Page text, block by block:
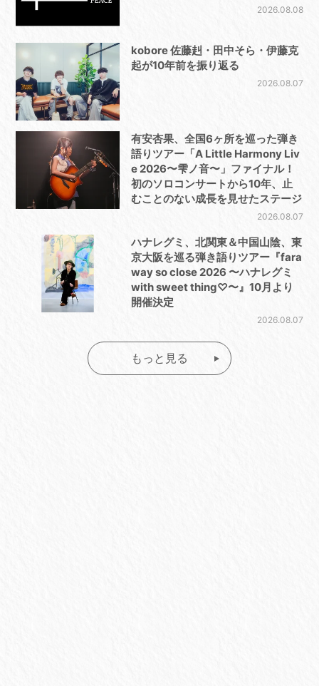
2026.08.08
kobore 佐藤赳・田中そら・伊藤克
起が10年前を振り返る
2026.08.07
有安杏果、全国6ヶ所を巡った弾き
語りツアー「A Little Harmony Liv
e 2026〜雫ノ音〜」ファイナル！
初のソロコンサートから10年、止
むことのない成長を見せたステージ
2026.08.07
ハナレグミ、北関東＆中国山陰、東
京大阪を巡る弾き語りツアー『fara
way so close 2026 〜ハナレグミ
with sweet thing♡〜』10月より
開催決定
2026.08.07
もっと見る